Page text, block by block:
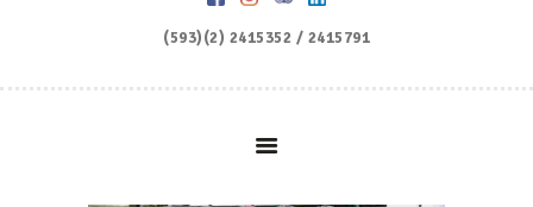
(593)(2) 2415352 / 2415791